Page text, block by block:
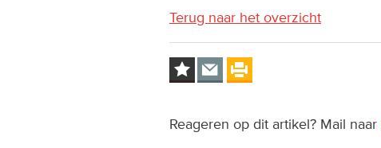
Terug naar het overzicht
Reageren op dit artikel? Mail naar